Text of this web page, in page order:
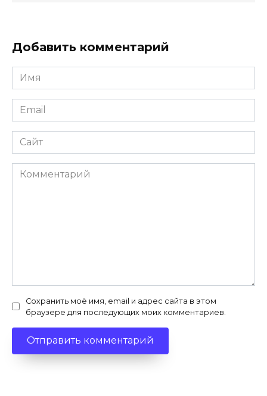
Добавить комментарий
Имя
*
Email
*
Сайт
Комментарий
Сохранить моё имя, email и адрес сайта в этом
браузере для последующих моих комментариев.